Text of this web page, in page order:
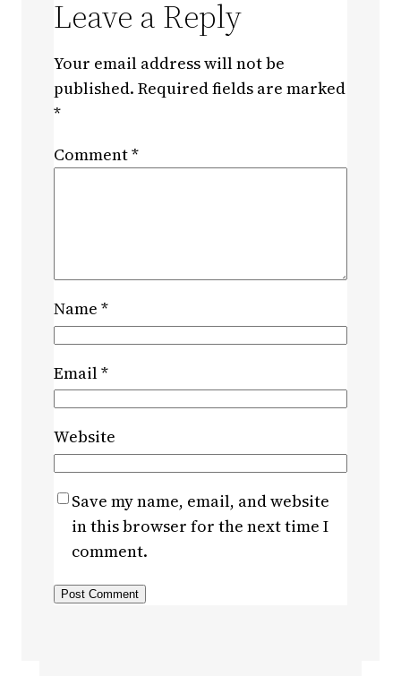
Leave a Reply
Your email address will not be
published. Required fields are marked
*
Comment*
Name *
Email*
Website
Save my name, email, and website
in this browser for the next time I
comment.